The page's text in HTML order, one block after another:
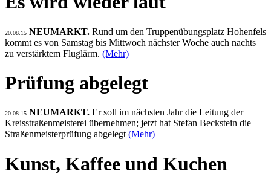
20.08.15 NEUMARKT. Rund um den Truppenübungsplatz Hohenfels
kommt es von Samstag bis Mittwoch nächster Woche auch nachts
zu verstärktem Fluglärm. (Mehr)
Prüfung abgelegt
20.08.15 NEUMARKT. Er soll im nächsten Jahr die Leitung der
Kreisstraßenmeisterei übernehmen; jetzt hat Stefan Beckstein die
Straßenmeisterprüfung abgelegt (Mehr)
Kunst, Kaffee und Kuchen